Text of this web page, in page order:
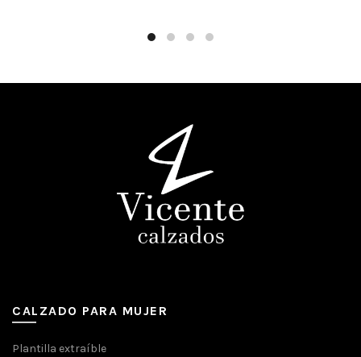
CALZADO PARA MUJER
Plantilla extraíble